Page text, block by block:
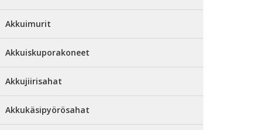
Akkuimurit
Akkuiskuporakoneet
Akkujiirisahat
Akkukäsipyörösahat